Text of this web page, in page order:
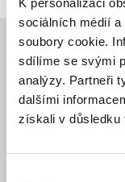
sociálních médií
soubory cookie.
sdílíme se svými
analýzy. Partneři
dalšími
získali v důsledku
Související filmy